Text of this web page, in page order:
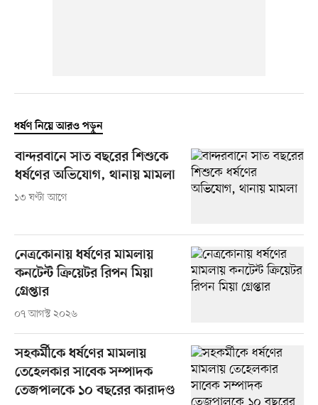
ধর্ষণ নিয়ে আরও পড়ুন
বান্দরবানে সাত বছরের শিশুকে
ধর্ষণের অভিযোগ, থানায় মামলা
১৩ ঘণ্টা আগে
নেত্রকোনায় ধর্ষণের মামলায়
কনটেন্ট ক্রিয়েটর রিপন মিয়া
গ্রেপ্তার
০৭ আগস্ট ২০২৬
সহকর্মীকে ধর্ষণের মামলায়
তেহেলকার সাবেক সম্পাদক
তেজপালকে ১০ বছরের কারাদণ্ড